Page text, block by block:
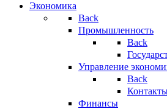
Экономика
Back
Промышленность
Back
Управление
Back
Финансы